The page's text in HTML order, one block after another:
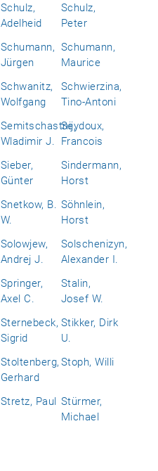
Schulz,
Adelheid
Schulz,
Peter
Schumann,
Jürgen
Schumann,
Maurice
Schwanitz,
Wolfgang
Schwierzina,
Tino-Antoni
Semitschastnij,
Wladimir J.
Seydoux,
Francois
Sieber,
Günter
Sindermann,
Horst
Snetkow, B.
W.
Söhnlein,
Horst
Solowjew,
Andrej J.
Solschenizyn,
Alexander I.
Springer,
Axel C.
Stalin,
Josef W.
Sternebeck,
Sigrid
Stikker, Dirk
U.
Stoltenberg,
Gerhard
Stoph, Willi
Stretz, Paul Stürmer,
Michael